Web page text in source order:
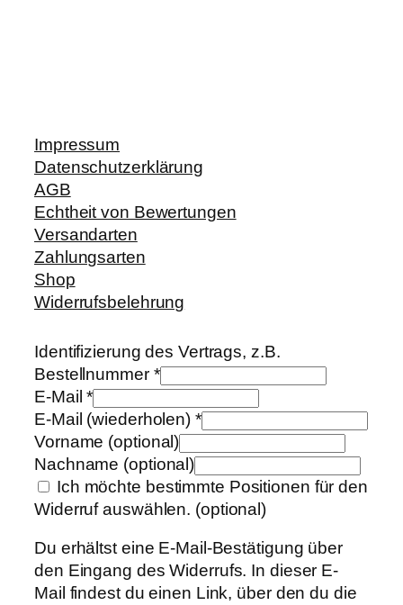
Impressum
Datenschutzerklärung
AGB
Echtheit von Bewertungen
Versandarten
Zahlungsarten
Shop
Widerrufsbelehrung
Identifizierung des Vertrags, z.B.
Bestellnummer *
E-Mail*
E-Mail (wiederholen) *
Vorname (optional)
Nachname (optional)
Ich möchte bestimmte Positionen für den
Widerruf auswählen. (optional)
Du erhältst eine E-Mail-Bestätigung über
den Eingang des Widerrufs. In dieser E-
Mail findest du einen Link, über den du die